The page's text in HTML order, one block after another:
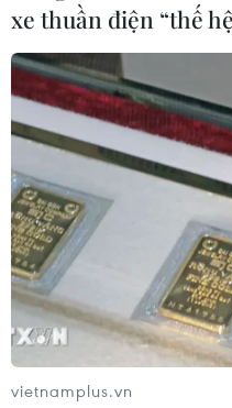
Thủ tướng Anh Theresa
cuối cùng để thuyết phục
thuận Brexit.
xe thuần điện “thế
vietnamplus.vn